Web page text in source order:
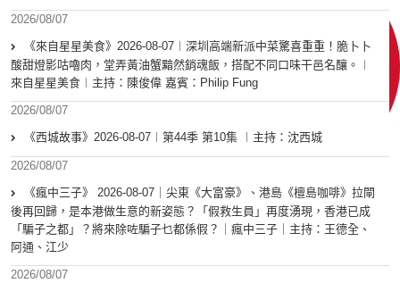
2026/08/07
《來自星星美食》2026-08-07︱深圳高端新派中菜驚喜重重！脆卜卜
酸甜燈影咕嚕肉，堂弄黃油蟹黯然銷魂飯，搭配不同口味干邑名釀。︱
來自星星美食︱主持：陳俊偉 嘉賓：Philip Fung
2026/08/07
《西城故事》2026-08-07︱第44季 第10集 ︱主持：沈西城
2026/08/07
《瘋中三子》 2026-08-07｜尖東《大富豪》、港島《檀島咖啡》拉閘
後再回歸，是本港做生意的新姿態？「假救生員」再度湧現，香港已成
「騙子之都」？將來除咗騙子乜都係假？｜瘋中三子｜主持：王德全、
阿通、江少
2026/08/07